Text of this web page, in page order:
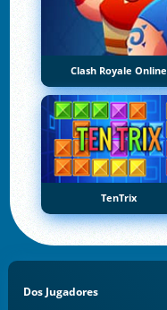
Clash Royale Online
TenTrix
Dos Jugadores